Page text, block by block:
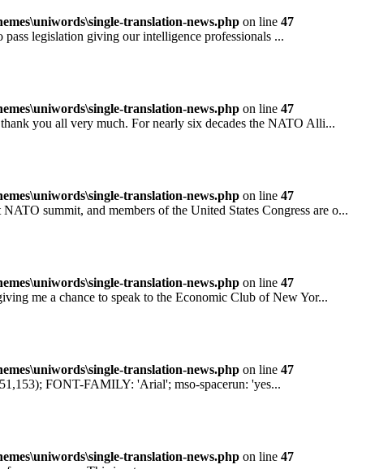
translation-news.php on line 47
legislation giving our intelligence professionals ...
translation-news.php on line 47
you all very much. For nearly six decades the NATO Alli...
translation-news.php on line 47
summit, and members of the United States Congress are o...
translation-news.php on line 47
me a chance to speak to the Economic Club of New Yor...
translation-news.php on line 47
FONT-FAMILY: 'Arial'; mso-spacerun: 'yes...
translation-news.php on line 47